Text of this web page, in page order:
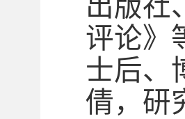
出版社
评论》
士后、
倩，研